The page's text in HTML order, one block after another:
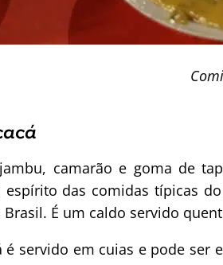
camarão e goma de
espírito das comidas típicas
É um caldo servido
é servido em cuias e pode ser